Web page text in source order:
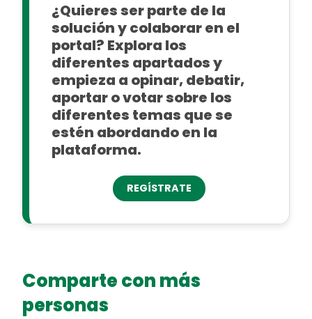
¿Quieres ser parte de la
solución y colaborar en el
portal? Explora los
diferentes apartados y
empieza a opinar, debatir,
aportar o votar sobre los
diferentes temas que se
estén abordando en la
plataforma.
REGÍSTRATE
Comparte con más
personas